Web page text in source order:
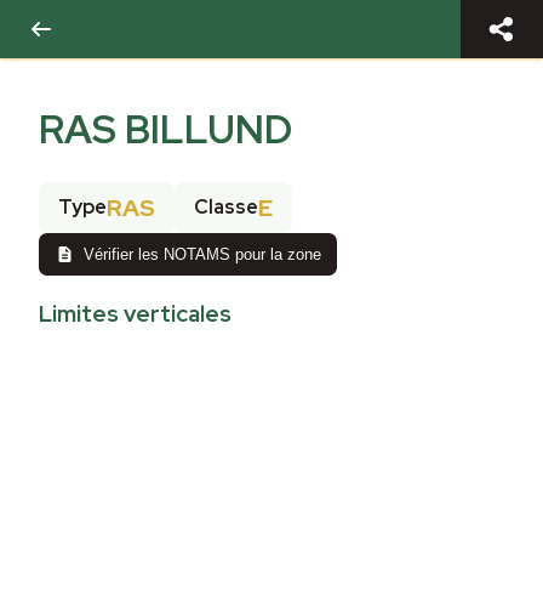
RAS BILLUND
TypeRAS ClasseE
Vérifier les NOTAMS pour la zone
Limites verticales